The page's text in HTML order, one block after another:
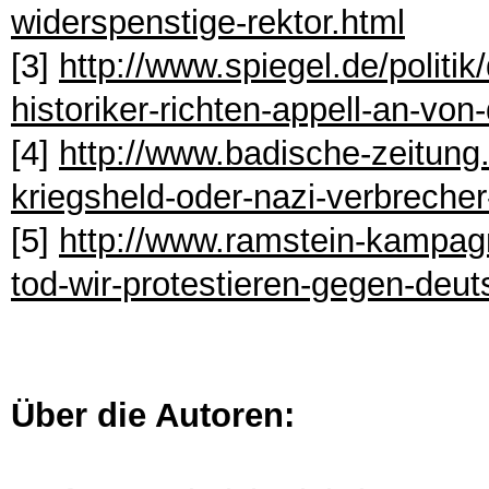
widerspenstige-rektor.html
[3] http://www.spiegel.de/
historiker-richten-appell-an-
[4] http://www.badische-
kriegsheld-oder-nazi-
[5] http://www.ramstein-
tod-wir-protestieren-gegen-
Über die Autoren: